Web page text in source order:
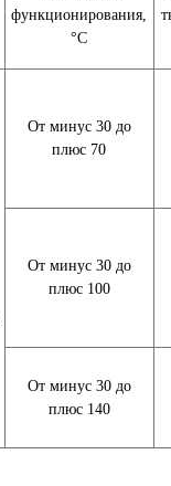
функционирования,
°С
От минус 30 до
плюс 70
От минус 30 до
плюс 100
От минус 30 до
плюс 140